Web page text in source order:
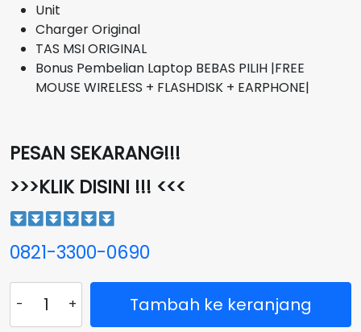
Unit
Charger Original
TAS MSI ORIGINAL
Bonus Pembelian Laptop BEBAS PILIH |FREE
MOUSE WIRELESS + FLASHDISK + EARPHONE|
PESAN SEKARANG!!!
>>>KLIK DISINI !!! <<<
0821-3300-0690
Laptop
Tambah ke keranjang